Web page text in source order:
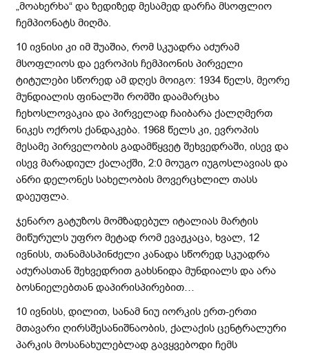
„მოახერხა“ და ზედიზედ მესამედ დარჩა მსოფლიო
ჩემპიონატს მიღმა.
10 ივნისი კი იმ შუაშია, რომ სკუადრა აძურამ
მსოფლიოს და ევროპის ჩემპიონის პირველი
ტიტულები სწორედ ამ დღეს მოიგო: 1934 წელს, მეორე
მუნდიალის ფინალში რომში დაამარცხა
ჩეხოსლოვაკია და პირველად ჩაიბარა ქალღმერთ
ნიკეს ოქროს ქანდაკება. 1968 წელს კი, ევროპის
მესამე პირველობის გადამწყვეტ შეხვედრაში, ისევ და
ისევ მარადიულ ქალაქში, 2:0 მოუგო იუგოსლავიას და
ანრი დელონეს სახელობის მოვერცხლილ თასს
დაეუფლა.
ჯენარო გატუზოს მომზადებულ იტალიას მარტის
მიწურულს უფრო მეტად რომ ევაჟკაცა, ხვალ, 12
ივნისს, თანამასპინძელი კანადა სწორედ სკუადრა
აძურასთან შეხვედრით გახსნიდა მუნდიალს და არა
ბოსნიელებთან დაპირისპირებით…
10 ივნისს, დილით, სანამ ნიუ იორკის ერთ-ერთი
მთავარი ღირსშესანიშნაობის, ქალაქის ცენტრალური
პარკის მოსანახულებლად გავყვებოდი ჩემს